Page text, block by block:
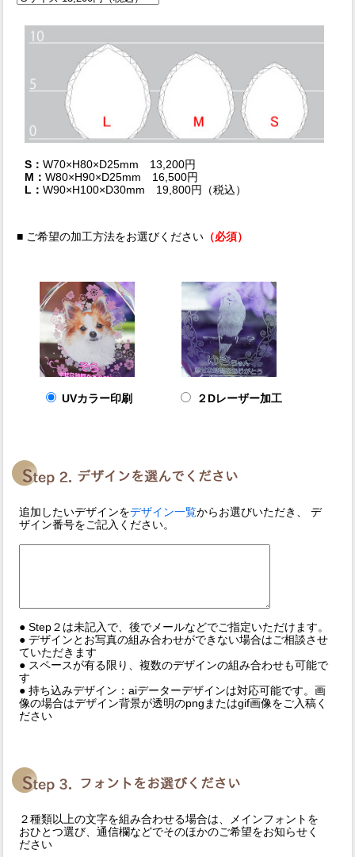
S： W70×H80×D25mm 13,200円
M： W80×H90×D25mm 16,500円
L： W90×H100×D30mm 19,800円（税込）
■ ご希望の加工方法をお選びください（必須）
UVカラー印刷 ２Dレーザー加工
追加したいデザインをデザイン一覧からお選びいただき、 デ
ザイン番号をご記入ください。
● Step２は未記入で、後でメールなどでご指定いただけます。
● デザインとお写真の組み合わせができない場合はご相談させ
ていただきます
● スペースが有る限り、複数のデザインの組み合わせも可能で
す
● 持ち込みデザイン：aiデーターデザインは対応可能です。画
像の場合はデザイン背景が透明のpngまたはgif画像をご入稿く
ださい
２種類以上の文字を組み合わせる場合は、メインフォントを
おひとつ選び、通信欄などでそのほかのご希望をお知らせく
ださい